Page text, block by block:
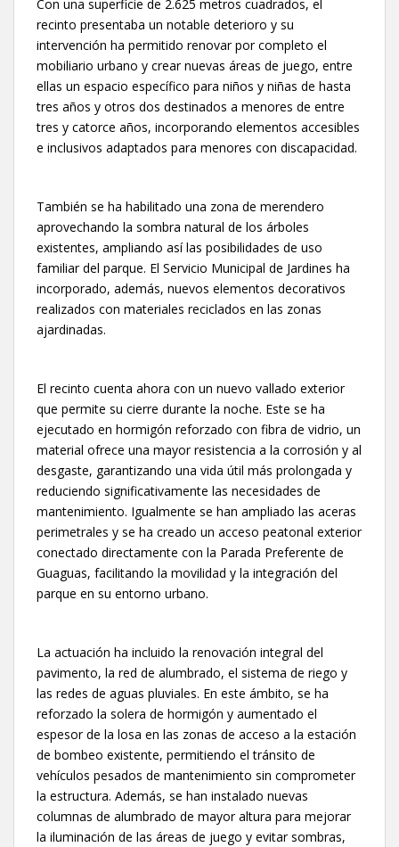
Con una superficie de 2.625 metros cuadrados, el
recinto presentaba un notable deterioro y su
intervención ha permitido renovar por completo el
mobiliario urbano y crear nuevas áreas de juego, entre
ellas un espacio específico para niños y niñas de hasta
tres años y otros dos destinados a menores de entre
tres y catorce años, incorporando elementos accesibles
e inclusivos adaptados para menores con discapacidad.
También se ha habilitado una zona de merendero
aprovechando la sombra natural de los árboles
existentes, ampliando así las posibilidades de uso
familiar del parque. El Servicio Municipal de Jardines ha
incorporado, además, nuevos elementos decorativos
realizados con materiales reciclados en las zonas
ajardinadas.
El recinto cuenta ahora con un nuevo vallado exterior
que permite su cierre durante la noche. Este se ha
ejecutado en hormigón reforzado con fibra de vidrio, un
material ofrece una mayor resistencia a la corrosión y al
desgaste, garantizando una vida útil más prolongada y
reduciendo significativamente las necesidades de
mantenimiento. Igualmente se han ampliado las aceras
perimetrales y se ha creado un acceso peatonal exterior
conectado directamente con la Parada Preferente de
Guaguas, facilitando la movilidad y la integración del
parque en su entorno urbano.
La actuación ha incluido la renovación integral del
pavimento, la red de alumbrado, el sistema de riego y
las redes de aguas pluviales. En este ámbito, se ha
reforzado la solera de hormigón y aumentado el
espesor de la losa en las zonas de acceso a la estación
de bombeo existente, permitiendo el tránsito de
vehículos pesados de mantenimiento sin comprometer
la estructura. Además, se han instalado nuevas
columnas de alumbrado de mayor altura para mejorar
la iluminación de las áreas de juego y evitar sombras,